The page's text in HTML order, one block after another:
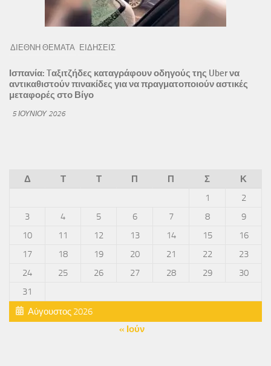
ΔΙΕΘΝΗ ΘΕΜΑΤΑ ΕΙΔΗΣΕΙΣ
Ισπανία: Tαξιτζήδες καταγράφουν οδηγούς της Uber να
αντικαθιστούν πινακίδες για να πραγματοποιούν αστικές
μεταφορές στο Βίγο
5 ΙΟΥΝΊΟΥ 2026
Αύγουστος 2026
Δ Τ Τ Π Π Σ
Κ
1
2
3
4 5 6 7 8
9
10
11 12 13 14 15
16
17
18 19 20 21 22
23
24
25 26 27 28 29
30
31
« Ιούν